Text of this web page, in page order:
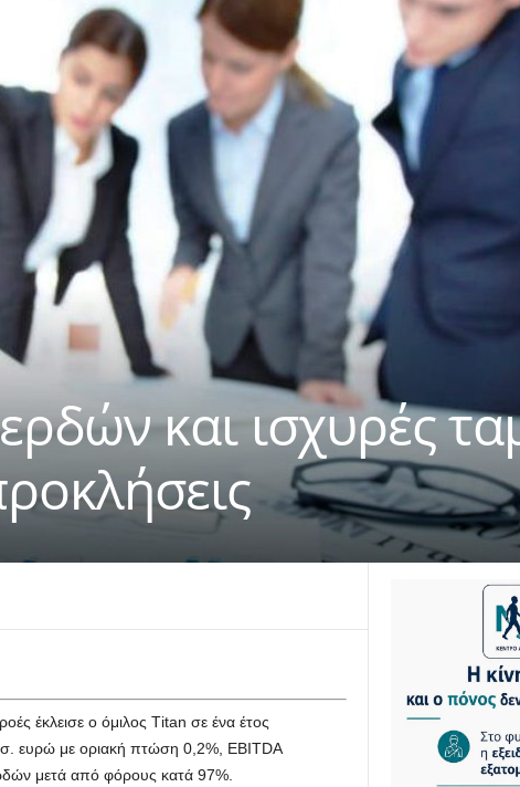
και ισχυρές
έκλεισε ο όμιλος Τitan σε ένα έτος
ευρώ με οριακή πτώση 0,2%, EBITDA
μετά από φόρους κατά 97%.